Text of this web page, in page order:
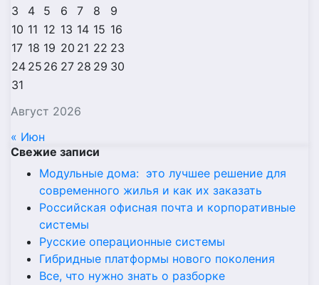
Август 2026
3
4 5 6 7 8
9
10 11 12 13 14 15 16
17 18 19 20 21 22 23
24 25 26 27 28 29 30
31
« Июн
Свежие записи
Модульные дома: это лучшее решение для
современного жилья и как их заказать
Российская офисная почта и корпоративные
системы
Русские операционные системы
Гибридные платформы нового поколения
Все, что нужно знать о разборке